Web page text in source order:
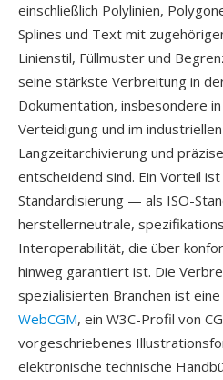
einschließlich Polylinien,
Splines und Text mit
Linienstil, Füllmuster und
seine stärkste Verbreitung in
Dokumentation, insbesondere
Verteidigung und im
Langzeitarchivierung und
entscheidend sind. Ein Vorteil
Standardisierung — als ISO-
herstellerneutrale,
Interoperabilität, die über
hinweg garantiert ist. Die
spezialisierten Branchen ist
WebCGM, ein W3C-Profil von
vorgeschriebenes
elektronische technische